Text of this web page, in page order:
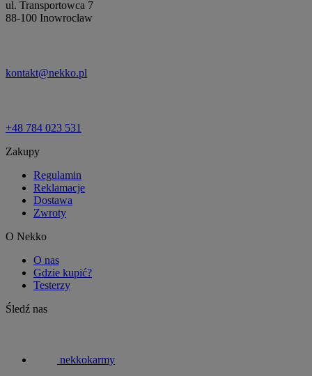
ul. Transportowca 7
88-100 Inowrocław
kontakt@nekko.pl
+48 784 023 531
Zakupy
Regulamin
Reklamacje
Dostawa
Zwroty
O Nekko
O nas
Gdzie kupić?
Testerzy
Śledź nas
nekkokarmy